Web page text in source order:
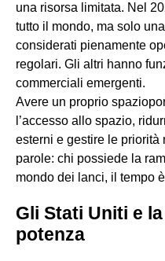
una risorsa limitata. Nel
tutto il mondo, ma solo
considerati pienamente
regolari. Gli altri hanno
commerciali emergenti.
Avere un proprio
l’accesso allo spazio,
esterni e gestire le
parole: chi possiede la
mondo dei lanci, il tempo
Gli Stati Uniti e
potenza